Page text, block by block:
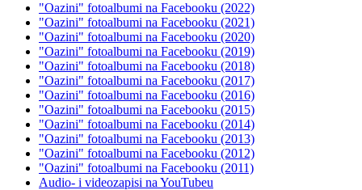
"Oazini" fotoalbumi na Facebooku (2022)
"Oazini" fotoalbumi na Facebooku (2021)
"Oazini" fotoalbumi na Facebooku (2020)
"Oazini" fotoalbumi na Facebooku (2019)
"Oazini" fotoalbumi na Facebooku (2018)
"Oazini" fotoalbumi na Facebooku (2017)
"Oazini" fotoalbumi na Facebooku (2016)
"Oazini" fotoalbumi na Facebooku (2015)
"Oazini" fotoalbumi na Facebooku (2014)
"Oazini" fotoalbumi na Facebooku (2013)
"Oazini" fotoalbumi na Facebooku (2012)
"Oazini" fotoalbumi na Facebooku (2011)
Audio- i videozapisi na YouTubeu